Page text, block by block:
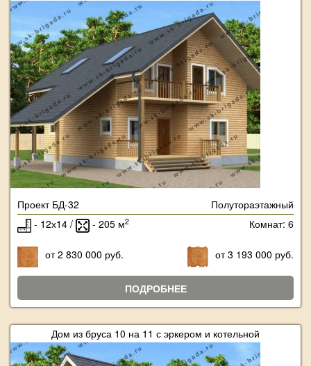
Проект БД-32
Полутораэтажный
- 12х14 /
- 205 м2 Комнат: 6
от 2 830 000 руб. от 3 193 000 руб.
ПОДРОБНЕЕ
Дом из бруса 10 на 11 с эркером и котельной